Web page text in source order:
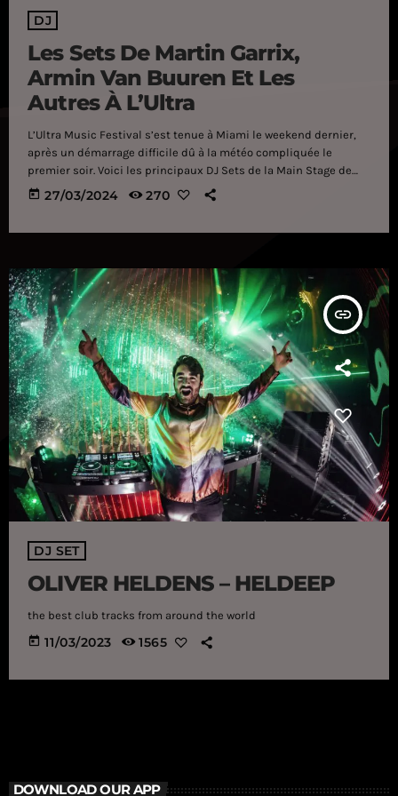
DJ
Les Sets De Martin Garrix,
Armin Van Buuren Et Les
Autres À L’Ultra
L’Ultra Music Festival s’est tenue à Miami le weekend dernier,
après un démarrage difficile dû à la météo compliquée le
premier soir. Voici les principaux DJ Sets de la Main Stage de
l’édition 2024. Martin Garrix Armin Van Buuren Hardwell Oliver
Heldens Afrojack
today 27/03/2024 270
insert_link
DJ SET
OLIVER HELDENS – HELDEEP
the best club tracks from around the world
today 11/03/2023 1565
DOWNLOAD OUR APP